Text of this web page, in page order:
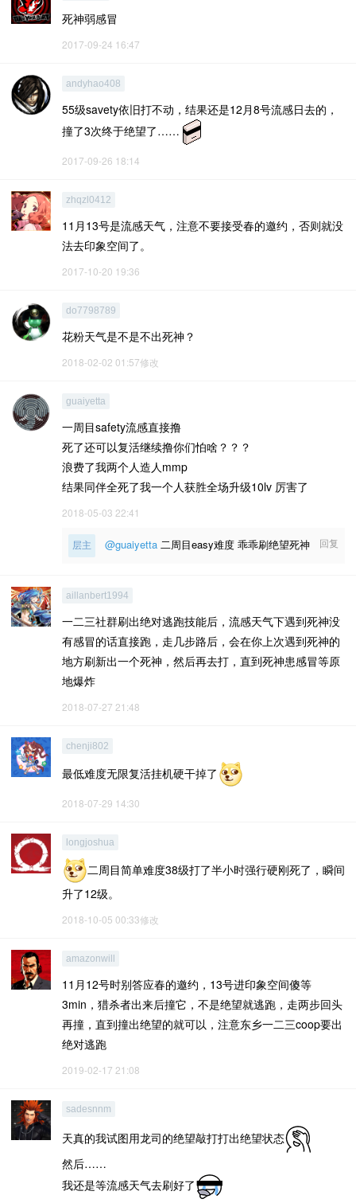
死神弱感冒
2017-09-24 16:47
andyhao408
55级savety依旧打不动，结果还是12月8号流感日去的，
撞了3次终于绝望了……
2017-09-26 18:14
zhqzl0412
11月13号是流感天气，注意不要接受春的邀约，否则就没
法去印象空间了。
2017-10-20 19:36
do7798789
花粉天气是不是不出死神？
2018-02-02 01:57修改
guaiyetta
一周目safety流感直接撸
死了还可以复活继续撸你们怕啥？？？
浪费了我两个人造人mmp
结果同伴全死了我一个人获胜全场升级10lv 厉害了
2018-05-03 22:41
回复
层主 @guaiyetta 二周目easy难度 乖乖刷绝望死神
aillanbert1994
一二三社群刷出绝对逃跑技能后，流感天气下遇到死神没
有感冒的话直接跑，走几步路后，会在你上次遇到死神的
地方刷新出一个死神，然后再去打，直到死神患感冒等原
地爆炸
2018-07-27 21:48
chenji802
最低难度无限复活挂机硬干掉了
2018-07-29 14:30
longjoshua
二周目简单难度38级打了半小时强行硬刚死了，瞬间
升了12级。
2018-10-05 00:33修改
amazonwill
11月12号时别答应春的邀约，13号进印象空间傻等
3min，猎杀者出来后撞它，不是绝望就逃跑，走两步回头
再撞，直到撞出绝望的就可以，注意东乡一二三coop要出
绝对逃跑
2019-02-17 21:08
sadesnnm
天真的我试图用龙司的绝望敲打打出绝望状态
然后……
我还是等流感天气去刷好了